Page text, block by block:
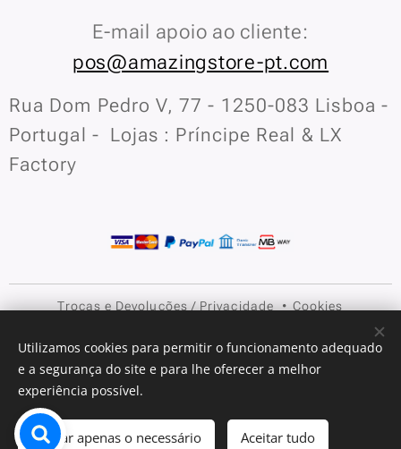
Adicionar ao carrinho
E-mail apoio ao cliente:
pos@amazingstore-pt.com
Rua Dom Pedro V, 77 - 1250-083 Lisboa -
Portugal - Lojas : Príncipe Real & LX
Factory
Trocas e Devoluções / Privacidade Cookies
Idiomas
Português
English
Utilizamos cookies para permitir o funcionamento adequado
e a segurança do site e para lhe oferecer a melhor
experiência possível.
Aceitar apenas o necessário Aceitar tudo